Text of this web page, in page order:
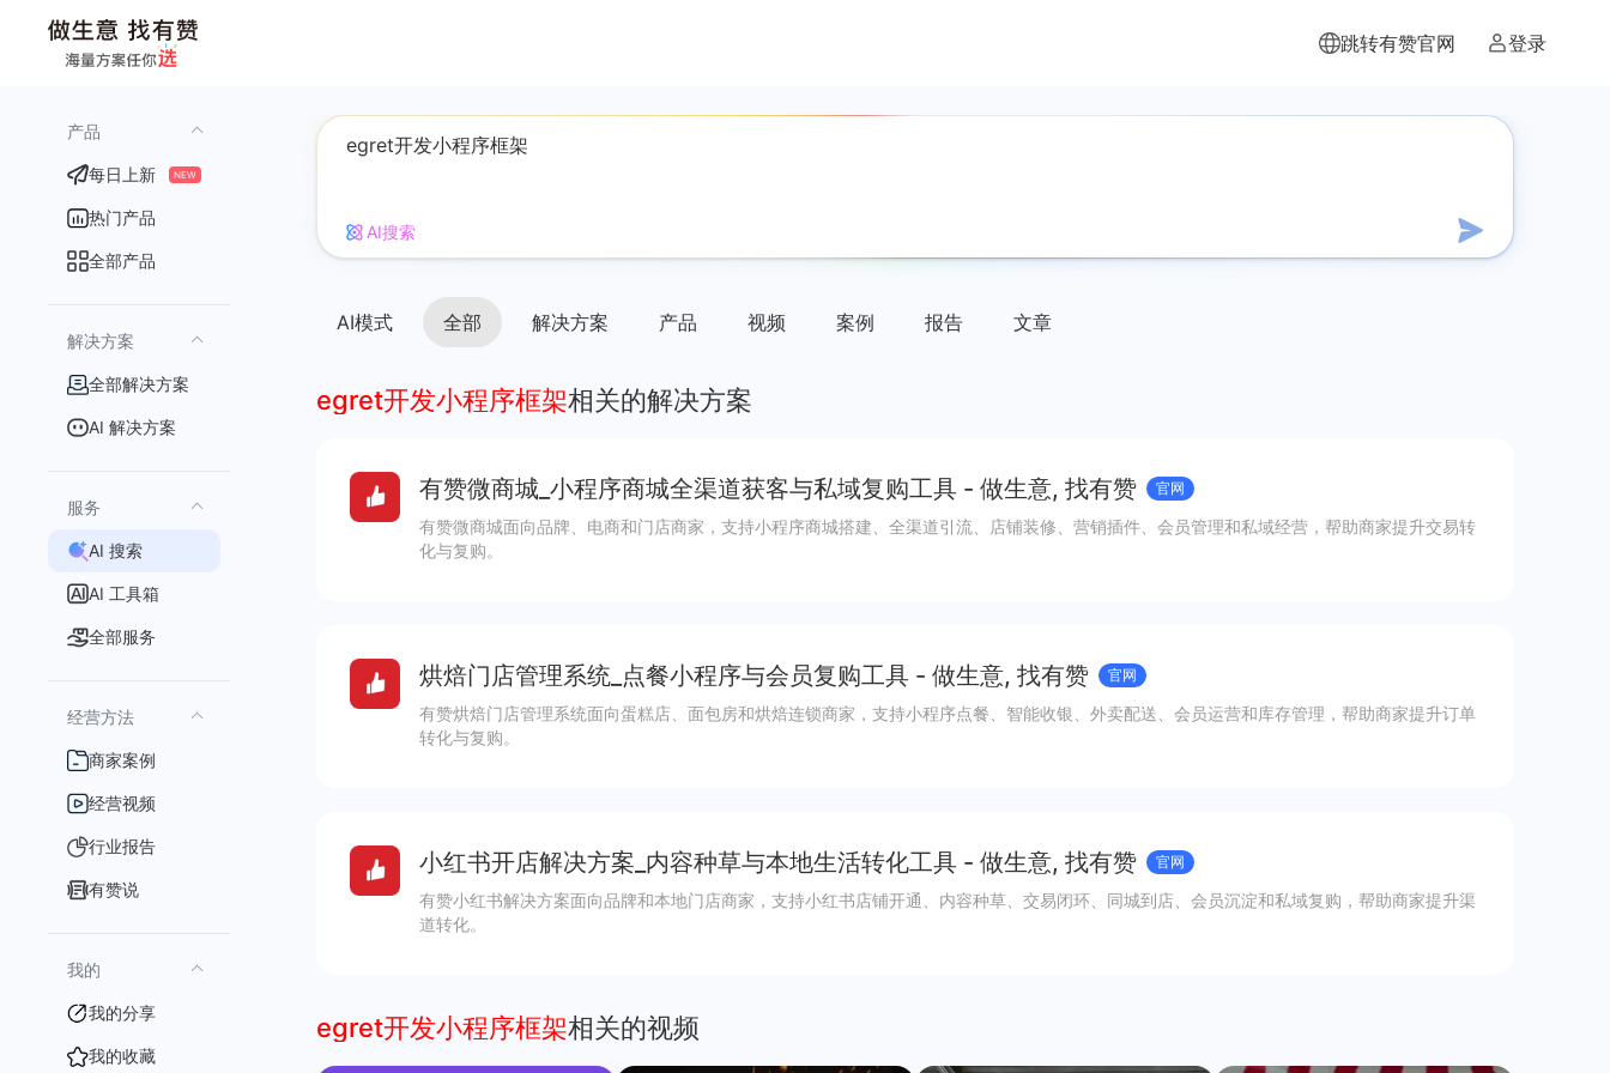
跳转有赞官网 登录
产品
每日上新 NEW
热门产品
全部产品
解决方案
全部解决方案
AI 解决方案
服务
AI 搜索
AI 工具箱
全部服务
经营方法
商家案例
经营视频
行业报告
有赞说
我的
我的分享
我的收藏
AI搜索
AI模式 全部 解决方案 产品 视频 案例 报告 文章
egret开发小程序框架相关的解决方案
有赞微商城_小程序商城全渠道获客与私域复购工具 - 做生意, 找有赞 官网
有赞微商城面向品牌、电商和门店商家，支持小程序商城搭建、全渠道引流、店铺装修、营销插件、会员管理和私域经营，帮助商家提升交易转
化与复购。
烘焙门店管理系统_点餐小程序与会员复购工具 - 做生意, 找有赞 官网
有赞烘焙门店管理系统面向蛋糕店、面包房和烘焙连锁商家，支持小程序点餐、智能收银、外卖配送、会员运营和库存管理，帮助商家提升订单
转化与复购。
小红书开店解决方案_内容种草与本地生活转化工具 - 做生意, 找有赞 官网
有赞小红书解决方案面向品牌和本地门店商家，支持小红书店铺开通、内容种草、交易闭环、同城到店、会员沉淀和私域复购，帮助商家提升渠
道转化。
egret开发小程序框架相关的视频